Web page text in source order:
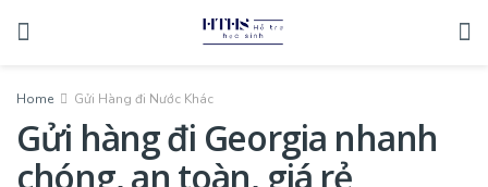
Home Gửi Hàng đi Nước Khác
Gửi hàng đi Georgia nhanh
chóng, an toàn, giá rẻ